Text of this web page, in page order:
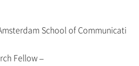
School of Communicati
Fellow –